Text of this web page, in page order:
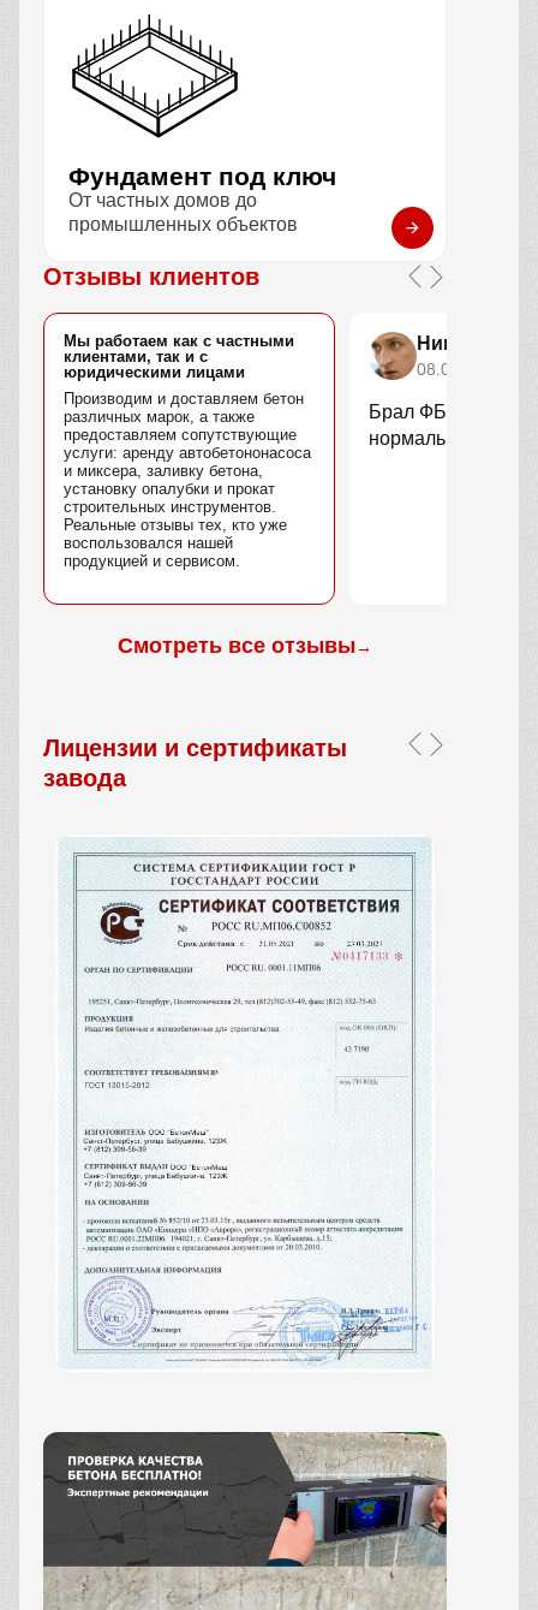
Фундамент под ключ
От частных домов до
промышленных объектов
Отзывы клиентов
Мы работаем как с частными
клиентами, так и с
юридическими лицами
Производим и доставляем бетон
различных марок, а также
предоставляем сопутствующие
услуги: аренду автобетононасоса
и миксера, заливку бетона,
установку опалубки и прокат
строительных инструментов.
Реальные отзывы тех, кто уже
воспользовался нашей
продукцией и сервисом.
Николай
08.01.2026
Брал ФБС блоки
нормально,
Смотреть все отзывы→
Лицензии и сертификаты
завода